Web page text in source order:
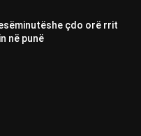
çdo orë rrit
në punë